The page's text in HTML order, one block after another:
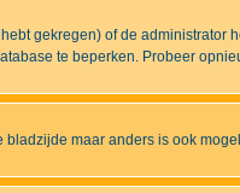
gekregen) of de administrator
te beperken. Probeer
bladzijde maar anders is ook